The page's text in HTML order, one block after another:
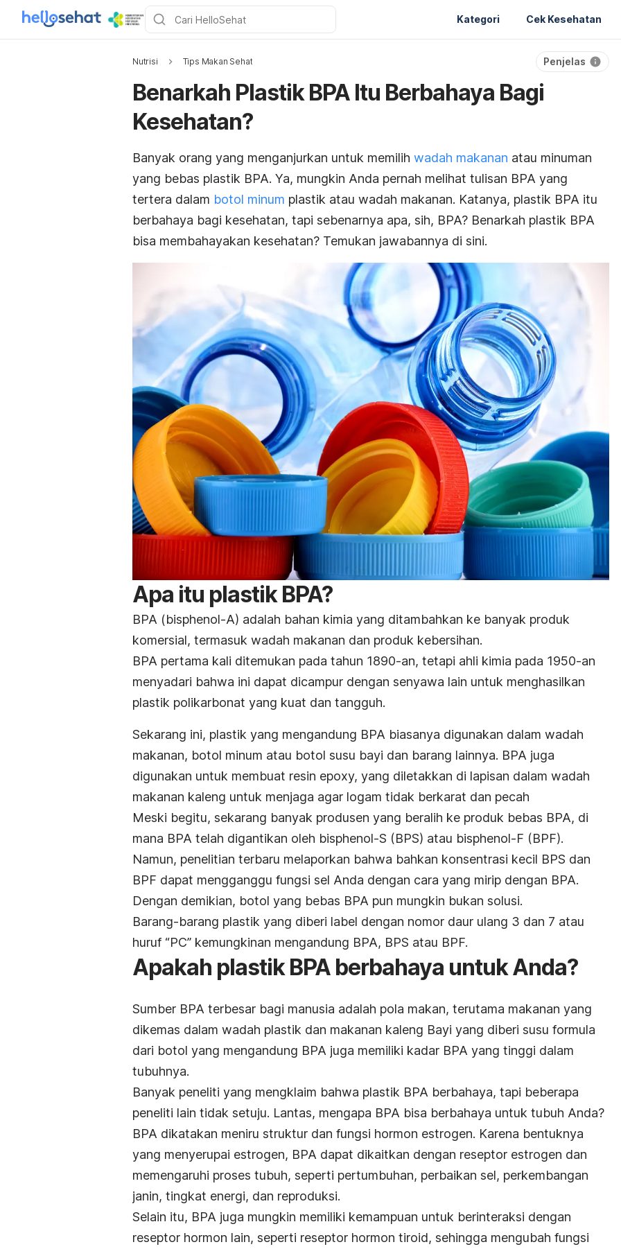
Kategori Cek Kesehatan
Nutrisi Tips Makan Sehat Penjelas
Benarkah Plastik BPA Itu Berbahaya Bagi
Kesehatan?
Banyak orang yang menganjurkan untuk memilih wadah makanan atau minuman
yang bebas plastik BPA. Ya, mungkin Anda pernah melihat tulisan BPA yang
tertera dalam botol minum plastik atau wadah makanan. Katanya, plastik BPA itu
berbahaya bagi kesehatan, tapi sebenarnya apa, sih, BPA? Benarkah plastik BPA
bisa membahayakan kesehatan? Temukan jawabannya di sini.
Apa itu plastik BPA?
BPA (bisphenol-A) adalah bahan kimia yang ditambahkan ke banyak produk
komersial, termasuk wadah makanan dan produk kebersihan.
BPA pertama kali ditemukan pada tahun 1890-an, tetapi ahli kimia pada 1950-an
menyadari bahwa ini dapat dicampur dengan senyawa lain untuk menghasilkan
plastik polikarbonat yang kuat dan tangguh.
Sekarang ini, plastik yang mengandung BPA biasanya digunakan dalam wadah
makanan, botol minum atau botol susu bayi dan barang lainnya. BPA juga
digunakan untuk membuat resin epoxy, yang diletakkan di lapisan dalam wadah
makanan kaleng untuk menjaga agar logam tidak berkarat dan pecah
Meski begitu, sekarang banyak produsen yang beralih ke produk bebas BPA, di
mana BPA telah digantikan oleh bisphenol-S (BPS) atau bisphenol-F (BPF).
Namun, penelitian terbaru melaporkan bahwa bahkan konsentrasi kecil BPS dan
BPF dapat mengganggu fungsi sel Anda dengan cara yang mirip dengan BPA.
Dengan demikian, botol yang bebas BPA pun mungkin bukan solusi.
Barang-barang plastik yang diberi label dengan nomor daur ulang 3 dan 7 atau
huruf “PC” kemungkinan mengandung BPA, BPS atau BPF.
Apakah plastik BPA berbahaya untuk Anda?
Sumber BPA terbesar bagi manusia adalah pola makan, terutama makanan yang
dikemas dalam wadah plastik dan makanan kaleng Bayi yang diberi susu formula
dari botol yang mengandung BPA juga memiliki kadar BPA yang tinggi dalam
tubuhnya.
Banyak peneliti yang mengklaim bahwa plastik BPA berbahaya, tapi beberapa
peneliti lain tidak setuju. Lantas, mengapa BPA bisa berbahaya untuk tubuh Anda?
BPA dikatakan meniru struktur dan fungsi hormon estrogen. Karena bentuknya
yang menyerupai estrogen, BPA dapat dikaitkan dengan reseptor estrogen dan
memengaruhi proses tubuh, seperti pertumbuhan, perbaikan sel, perkembangan
janin, tingkat energi, dan reproduksi.
Selain itu, BPA juga mungkin memiliki kemampuan untuk berinteraksi dengan
reseptor hormon lain, seperti reseptor hormon tiroid, sehingga mengubah fungsi